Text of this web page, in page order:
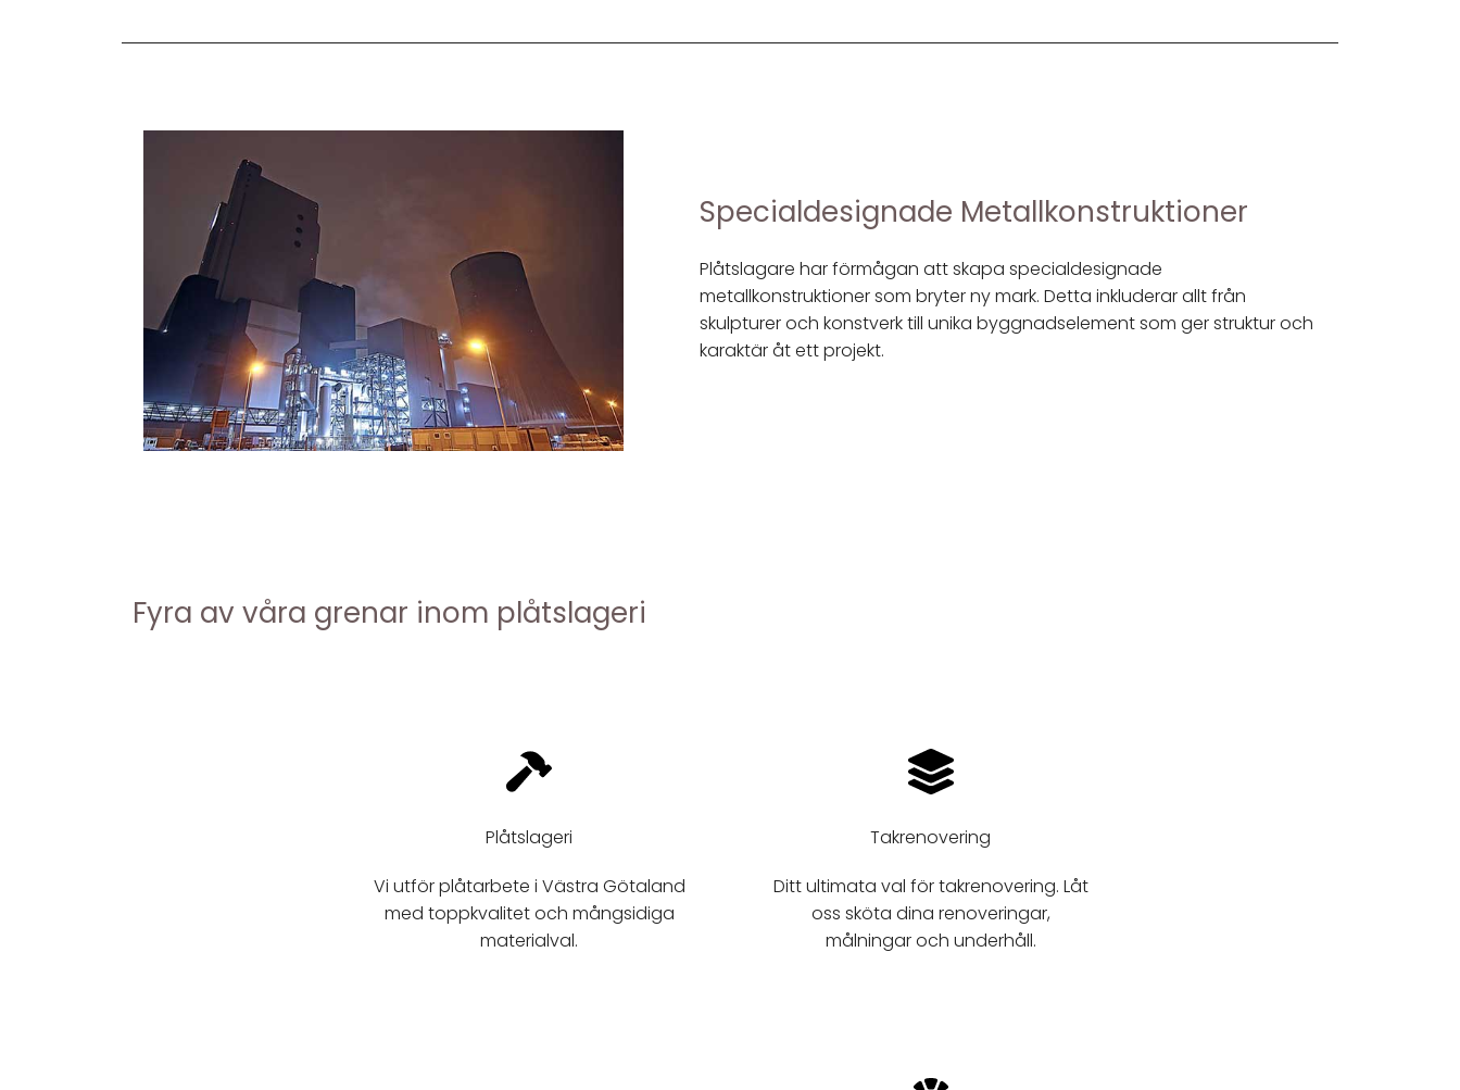
Specialdesignade Metallkonstruktioner
Plåtslagare har förmågan att skapa specialdesignade
metallkonstruktioner som bryter ny mark. Detta inkluderar allt från
skulpturer och konstverk till unika byggnadselement som ger struktur och
karaktär åt ett projekt.
Fyra av våra grenar inom plåtslageri
Plåtslageri
Vi utför plåtarbete i Västra Götaland
med toppkvalitet och mångsidiga
materialval.
Takrenovering
Ditt ultimata val för takrenovering. Låt
oss sköta dina renoveringar,
målningar och underhåll.